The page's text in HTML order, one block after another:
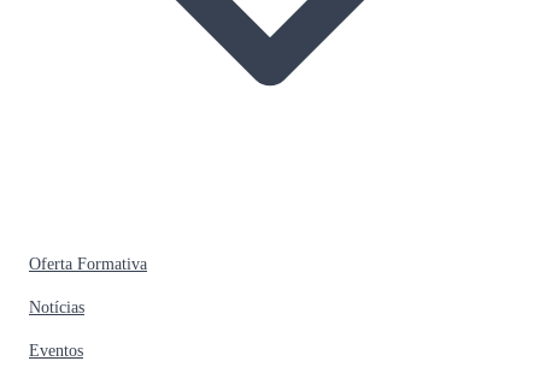
Oferta Formativa
Notícias
Eventos